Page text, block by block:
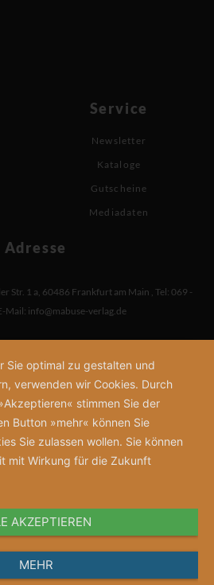
Service
Newsletter
Kataloge
Gutscheine
Mediadaten
Adresse
Str. 1 a 60486 Frankfurt am Main Tel: 069 -
Mail: info@mabuse-verlag.de
Sie optimal zu gestalten und
verwenden wir Cookies. Durch
stimmen Sie der
Button »mehr« können Sie
Sie zulassen wollen. Sie können
mit Wirkung für die Zukunft
AKZEPTIEREN
MEHR